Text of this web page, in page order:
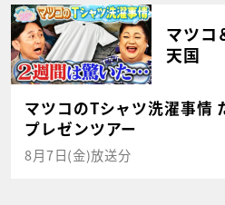
マツコ
天国
マツコのTシャツ洗濯事情
プレゼンツアー
8月7日(金)放送分